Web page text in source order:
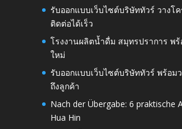
รับออกแบบเว็บไซต์บริษัททัวร์ วางโ
ติดต่อได้เร็ว
โรงงานผลิตน้ำดื่ม สมุทรปราการ พ
ใหม่
รับออกแบบเว็บไซต์บริษัททัวร์ พร้อมว
ถึงลูกค้า
Nach der Übergabe: 6 praktische
Hua Hin